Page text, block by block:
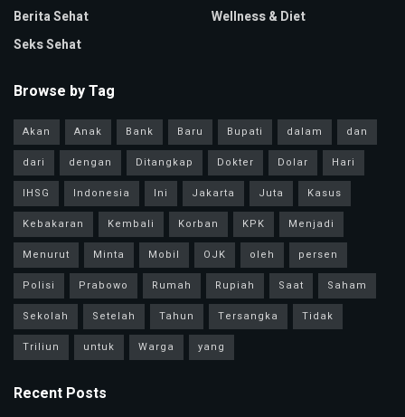
Berita Sehat
Seks Sehat
Wellness & Diet
Browse by Tag
Akan Anak Bank Baru Bupati dalam
dan
dari
dengan Ditangkap Dokter Dolar
Hari
IHSG
Indonesia Ini Jakarta Juta
Kasus
Kebakaran
Kembali Korban KPK
Menjadi
Menurut
Minta Mobil OJK oleh
persen
Polisi
Prabowo Rumah Rupiah Saat
Saham
Sekolah
Setelah Tahun Tersangka
Tidak
Triliun
untuk Warga yang
Recent Posts